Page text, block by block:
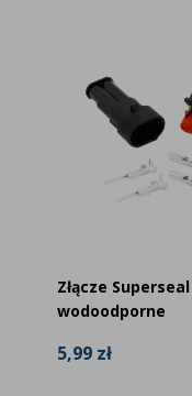
Złącze
wodoodporne
5,99 zł